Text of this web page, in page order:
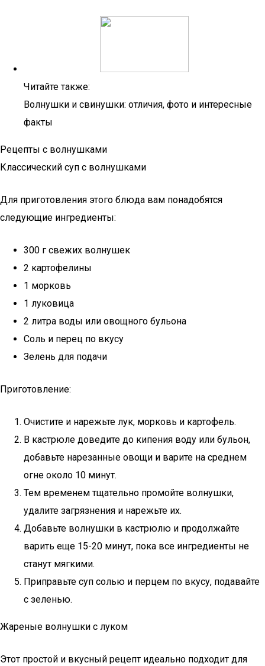
Читайте также:
Волнушки и свинушки: отличия, фото и интересные
факты
Рецепты с волнушками
Классический суп с волнушками
Для приготовления этого блюда вам понадобятся
следующие ингредиенты:
300 г свежих волнушек
2 картофелины
1 морковь
1 луковица
2 литра воды или овощного бульона
Соль и перец по вкусу
Зелень для подачи
Приготовление:
Очистите и нарежьте лук, морковь и картофель.
В кастрюле доведите до кипения воду или бульон,
добавьте нарезанные овощи и варите на среднем
огне около 10 минут.
Тем временем тщательно промойте волнушки,
удалите загрязнения и нарежьте их.
Добавьте волнушки в кастрюлю и продолжайте
варить еще 15-20 минут, пока все ингредиенты не
станут мягкими.
Приправьте суп солью и перцем по вкусу, подавайте
с зеленью.
Жареные волнушки с луком
Этот простой и вкусный рецепт идеально подходит для